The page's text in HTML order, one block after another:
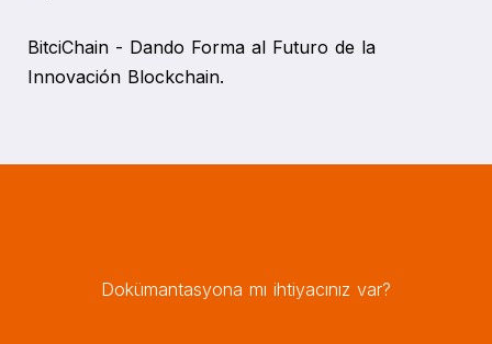
BitciChain - Dando Forma al Futuro de la
Innovación Blockchain.
Dokümantasyona mı ihtiyacınız var?